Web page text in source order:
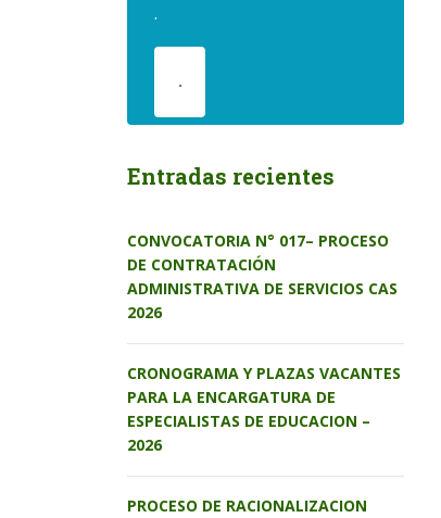
.
.
Entradas recientes
CONVOCATORIA N° 017– PROCESO
DE CONTRATACIÓN
ADMINISTRATIVA DE SERVICIOS CAS
2026
CRONOGRAMA Y PLAZAS VACANTES
PARA LA ENCARGATURA DE
ESPECIALISTAS DE EDUCACION –
2026
PROCESO DE RACIONALIZACION